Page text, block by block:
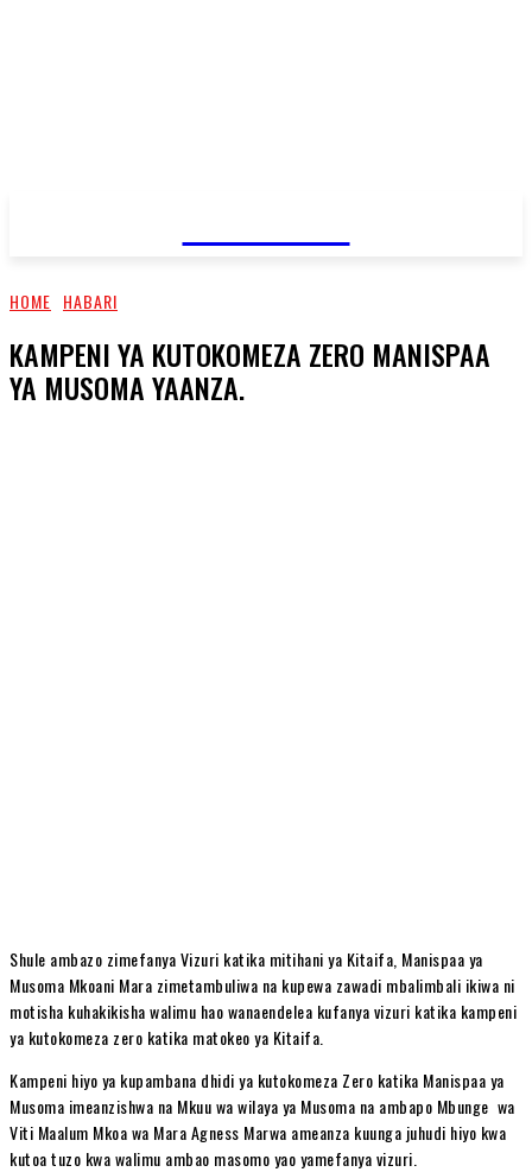
HOME HABARI
KAMPENI YA KUTOKOMEZA ZERO MANISPAA
YA MUSOMA YAANZA.
Shule ambazo zimefanya Vizuri katika mitihani ya Kitaifa, Manispaa ya
Musoma Mkoani Mara zimetambuliwa na kupewa zawadi mbalimbali ikiwa ni
motisha kuhakikisha walimu hao wanaendelea kufanya vizuri katika kampeni
ya kutokomeza zero katika matokeo ya Kitaifa.
Kampeni hiyo ya kupambana dhidi ya kutokomeza Zero katika Manispaa ya
Musoma imeanzishwa na Mkuu wa wilaya ya Musoma na ambapo Mbunge wa
Viti Maalum Mkoa wa Mara Agness Marwa ameanza kuunga juhudi hiyo kwa
kutoa tuzo kwa walimu ambao masomo yao yamefanya vizuri.